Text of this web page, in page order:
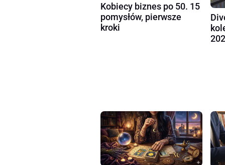
Kobiecy biznes po 50. 15
pomysłów, pierwsze
kroki